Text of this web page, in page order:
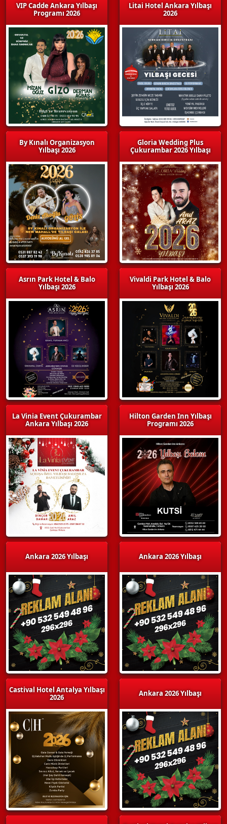
VIP Cadde Ankara Yılbaşı
Programı 2026
By Kınalı Organizasyon
Yılbaşı 2026
Asrın Park Hotel & Balo
Yılbaşı 2026
La Vinia Event Çukurambar
Ankara Yılbaşı 2026
Ankara 2026 Yılbaşı
Castival Hotel Antalya Yılbaşı
2026
Litai Hotel Ankara Yılbaşı
2026
Gloria Wedding Plus
Çukurambar 2026 Yılbaşı
Vivaldi Park Hotel & Balo
Yılbaşı 2026
Hilton Garden Inn Yılbaşı
Programı 2026
Ankara 2026 Yılbaşı
Ankara 2026 Yılbaşı